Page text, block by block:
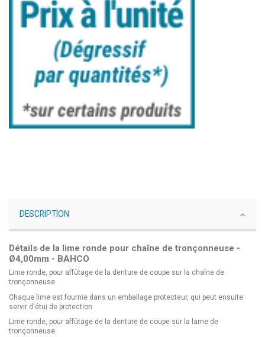
DESCRIPTION
Détails de la lime ronde pour chaîne de tronçonneuse -
Ø4,00mm - BAHCO
Lime ronde, pour affûtage de la denture de coupe sur la chaîne de
tronçonneuse
Chaque lime est fournie dans un emballage protecteur, qui peut ensuite
servir d'étui de protection
Lime ronde, pour affûtage de la denture de coupe sur la lame de
tronçonneuse